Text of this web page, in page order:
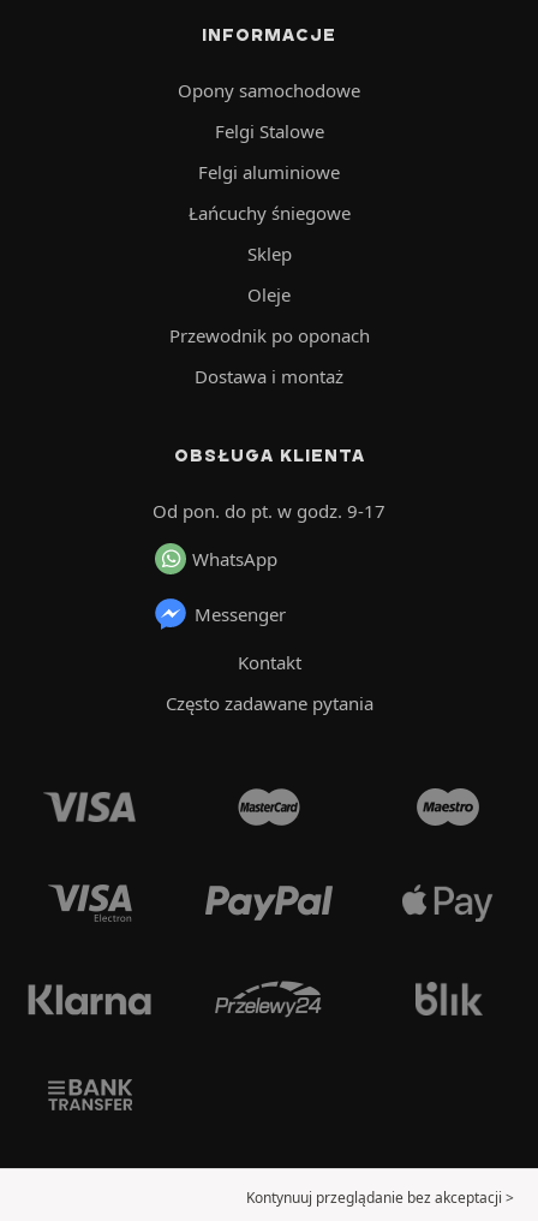
INFORMACJE
Opony samochodowe
Felgi Stalowe
Felgi aluminiowe
Łańcuchy śniegowe
Sklep
Oleje
Przewodnik po oponach
Dostawa i montaż
OBSŁUGA KLIENTA
Od pon. do pt. w godz. 9-17
WhatsApp
Messenger
Kontakt
Często zadawane pytania
Kontynuuj przeglądanie bez akceptacji >